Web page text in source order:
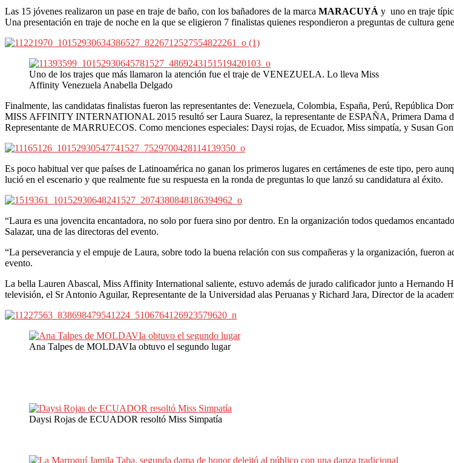
Las 15 jóvenes realizaron un pase en traje de baño, con los bañadores de la marca MARACUYÁ y uno en traje
Una presentación en traje de noche en la que se eligieron 7 finalistas quienes respondieron a preguntas de cultura
Uno de los trajes que más llamaron la atención fue el traje de VENEZUELA. Lo lleva Miss
Affinity Venezuela Anabella Delgado
Finalmente, las candidatas finalistas fueron las representantes de: Venezuela, Colombia, España, Perú, República
MISS AFFINITY INTERNATIONAL 2015 resultó ser Laura Suarez, la representante de ESPAÑA, Primera Dama
Representante de MARRUECOS. Como menciones especiales: Daysi rojas, de Ecuador, Miss simpatía, y Susan
Es poco habitual ver que países de Latinoamérica no ganan los primeros lugares en certámenes de este tipo, pero
lució en el escenario y que realmente fue su respuesta en la ronda de preguntas lo que lanzó su candidatura al éxito.
“Laura es una jovencita encantadora, no solo por fuera sino por dentro. En la organización todos quedamos
Salazar, una de las directoras del evento.
“La perseverancia y el empuje de Laura, sobre todo la buena relación con sus compañeras y la organización,
evento.
La bella Lauren Abascal, Miss Affinity International saliente, estuvo además de jurado calificador junto a Hernando
televisión, el Sr Antonio Aguilar, Representante de la Universidad alas Peruanas y Richard Jara, Director de la
Ana Talpes de MOLDAVIa obtuvo el segundo lugar
Daysi Rojas de ECUADOR resoltó Miss Simpatía